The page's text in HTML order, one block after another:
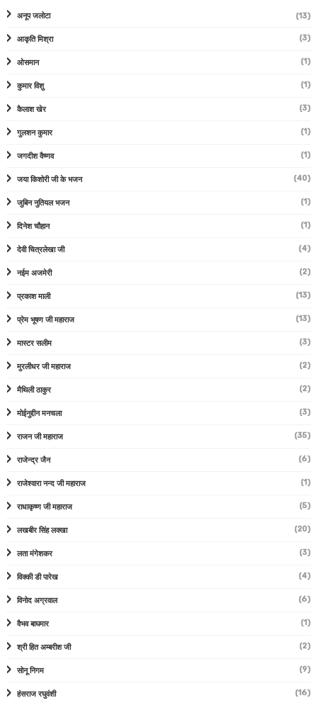
अनूप जलोटा (13)
आकृति मिश्रा (3)
ओसमान (1)
कुमार विशु (1)
कैलाश खेर (3)
गुलशन कुमार (1)
जगदीश वैष्णव (1)
जया किशोरी जी के भजन (40)
जुबिन नुतियल भजन (1)
दिनेश चौहान (1)
देवी चित्रलेखा जी (4)
नईम अजमेरी (2)
प्रकाश माली (13)
प्रेम भूषण जी महाराज (13)
मास्टर सलीम (3)
मुरलीधर जी महाराज (2)
मैथिली ठाकुर (2)
मोईनुद्दीन मनचला (3)
राजन जी महाराज (35)
राजेन्द्र जैन (6)
राजेश्वारा नन्द जी महाराज (1)
राधाकृष्ण जी महाराज (5)
लखबीर सिंह लक्खा (20)
लता मंगेशकर (3)
विक्की डी पारेख (4)
विनोद अग्रवाल (6)
वैभव बाघमार (1)
श्री हित अम्बरीश जी (2)
सोनू निगम (9)
हंसराज रघुवंशी (16)